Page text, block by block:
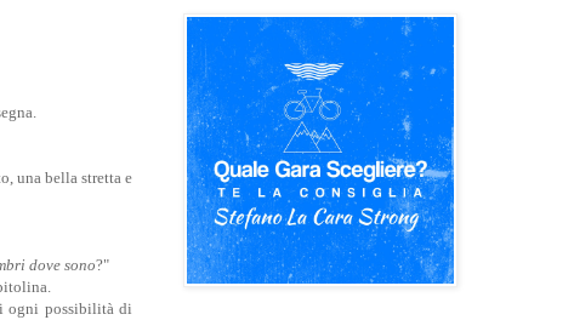
una bella stretta e
dove sono?"
ogni possibilità di